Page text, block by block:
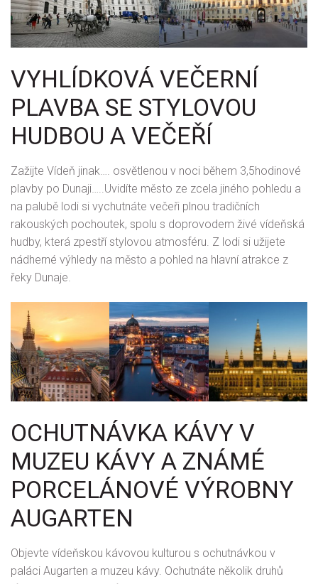
VYHLÍDKOVÁ VEČERNÍ
PLAVBA SE STYLOVOU
HUDBOU A VEČEŘÍ
Zažijte Vídeň jinak…. osvětlenou v noci během 3,5hodinové
plavby po Dunaji…..Uvidíte město ze zcela jiného pohledu a
na palubě lodi si vychutnáte večeři plnou tradičních
rakouských pochoutek, spolu s doprovodem živé vídeňská
hudby, která zpestří stylovou atmosféru. Z lodi si užijete
nádherné výhledy na město a pohled na hlavní atrakce z
řeky Dunaje.
OCHUTNÁVKA KÁVY V
MUZEU KÁVY A ZNÁMÉ
PORCELÁNOVÉ VÝROBNY
AUGARTEN
Objevte vídeňskou kávovou kulturou s ochutnávkou v
paláci Augarten a muzeu kávy. Ochutnáte několik druhů